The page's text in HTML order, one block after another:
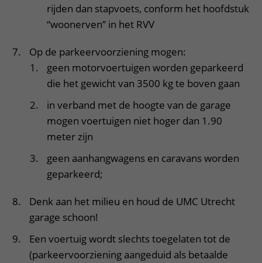
rijden dan stapvoets, conform het hoofdstuk
“woonerven” in het RVV
Op de parkeervoorziening mogen:
geen motorvoertuigen worden geparkeerd
die het gewicht van 3500 kg te boven gaan
in verband met de hoogte van de garage
mogen voertuigen niet hoger dan 1.90
meter zijn
geen aanhangwagens en caravans worden
geparkeerd;
Denk aan het milieu en houd de UMC Utrecht
garage schoon!
Een voertuig wordt slechts toegelaten tot de
(parkeervoorziening aangeduid als betaalde